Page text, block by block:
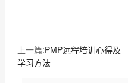
上一篇:PMP远程培训心得及
学习方法